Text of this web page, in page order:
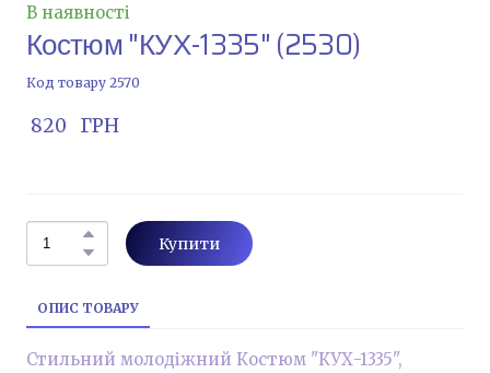
В наявності
Костюм "КУХ-1335"(2530)
Код товару 2570
820   ГРН
Купити
ОПИС ТОВАРУ
Стильний молодіжний Костюм "КУХ-1335",